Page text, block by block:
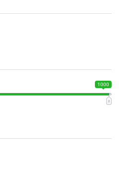
1000